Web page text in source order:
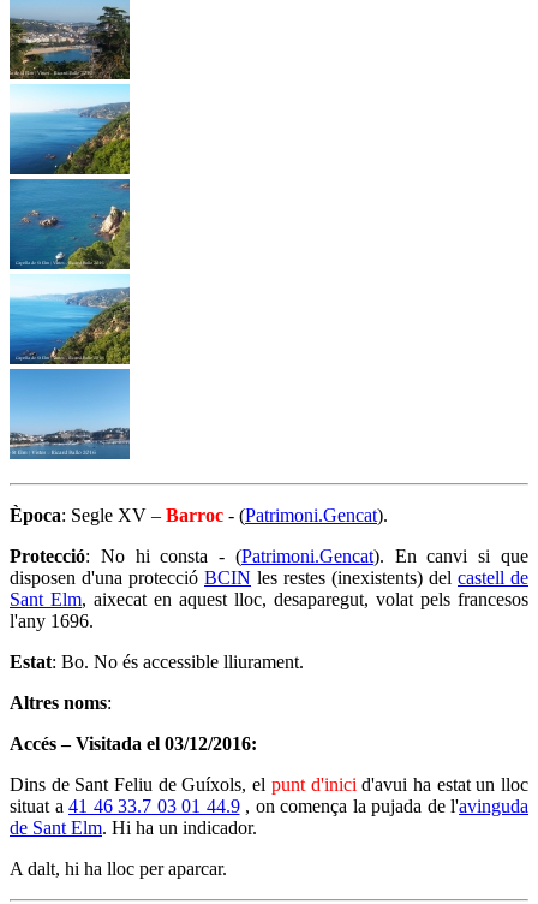
Època: Segle XV – Barroc - (Patrimoni.Gencat).
Protecció: No hi consta - (Patrimoni.Gencat). En canvi si que
disposen d'una protecció BCIN les restes (inexistents) del castell de
Sant Elm, aixecat en aquest lloc, desaparegut, volat pels francesos
l'any 1696.
Estat: Bo. No és accessible lliurament.
Altres noms:
Accés – Visitada el 03/12/2016:
Dins de Sant Feliu de Guíxols, el punt d'inici d'avui ha estat un lloc
situat a 41 46 33.7 03 01 44.9, on comença la pujada de l'avinguda
de Sant Elm. Hi ha un indicador.
A dalt, hi ha lloc per aparcar.